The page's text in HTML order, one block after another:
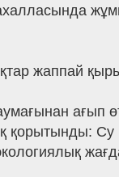
жаппай
ағып
қорытынды: Су